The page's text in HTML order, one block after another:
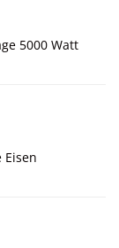
5000 Watt